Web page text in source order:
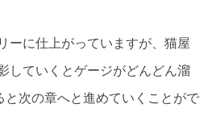
ーに仕上がっていますが、猫屋
していくとゲージがどんどん溜
と次の章へと進めていくことがで